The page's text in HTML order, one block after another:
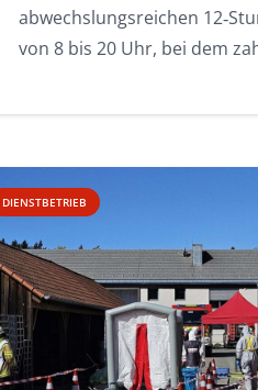
abwechslungsreichen
von 8 bis 20 Uhr, bei dem
DIENSTBETRIEB